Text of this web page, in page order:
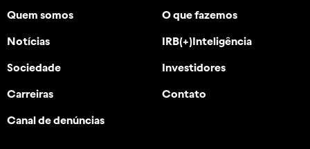
Quem somos O que fazemos
Notícias IRB(+)Inteligência
Sociedade Investidores
Carreiras Contato
Canal de denúncias